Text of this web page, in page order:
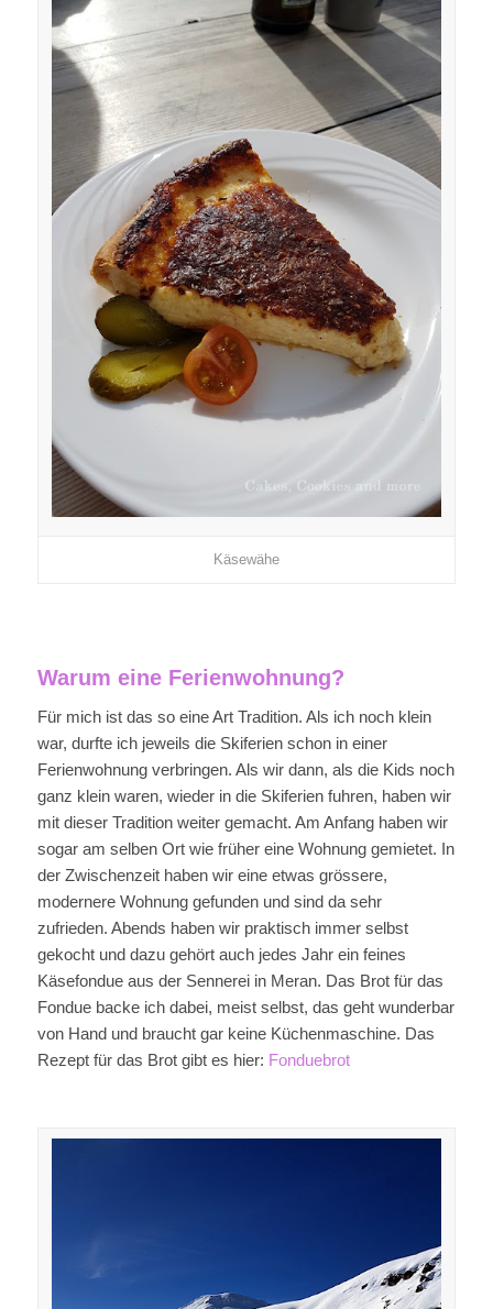
Käsewähe
Warum eine Ferienwohnung?
Für mich ist das so eine Art Tradition. Als ich noch klein
war, durfte ich jeweils die Skiferien schon in einer
Ferienwohnung verbringen. Als wir dann, als die Kids noch
ganz klein waren, wieder in die Skiferien fuhren, haben wir
mit dieser Tradition weiter gemacht. Am Anfang haben wir
sogar am selben Ort wie früher eine Wohnung gemietet. In
der Zwischenzeit haben wir eine etwas grössere,
modernere Wohnung gefunden und sind da sehr
zufrieden. Abends haben wir praktisch immer selbst
gekocht und dazu gehört auch jedes Jahr ein feines
Käsefondue aus der Sennerei in Meran. Das Brot für das
Fondue backe ich dabei, meist selbst, das geht wunderbar
von Hand und braucht gar keine Küchenmaschine. Das
Rezept für das Brot gibt es hier: Fonduebrot